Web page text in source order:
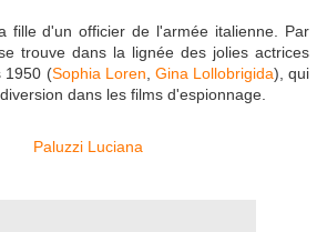
fille d'un officier de l'armée italienne. Par
trouve dans la lignée des jolies actrices
1950 (Sophia Loren, Gina Lollobrigida), qui
dans les films d'espionnage.